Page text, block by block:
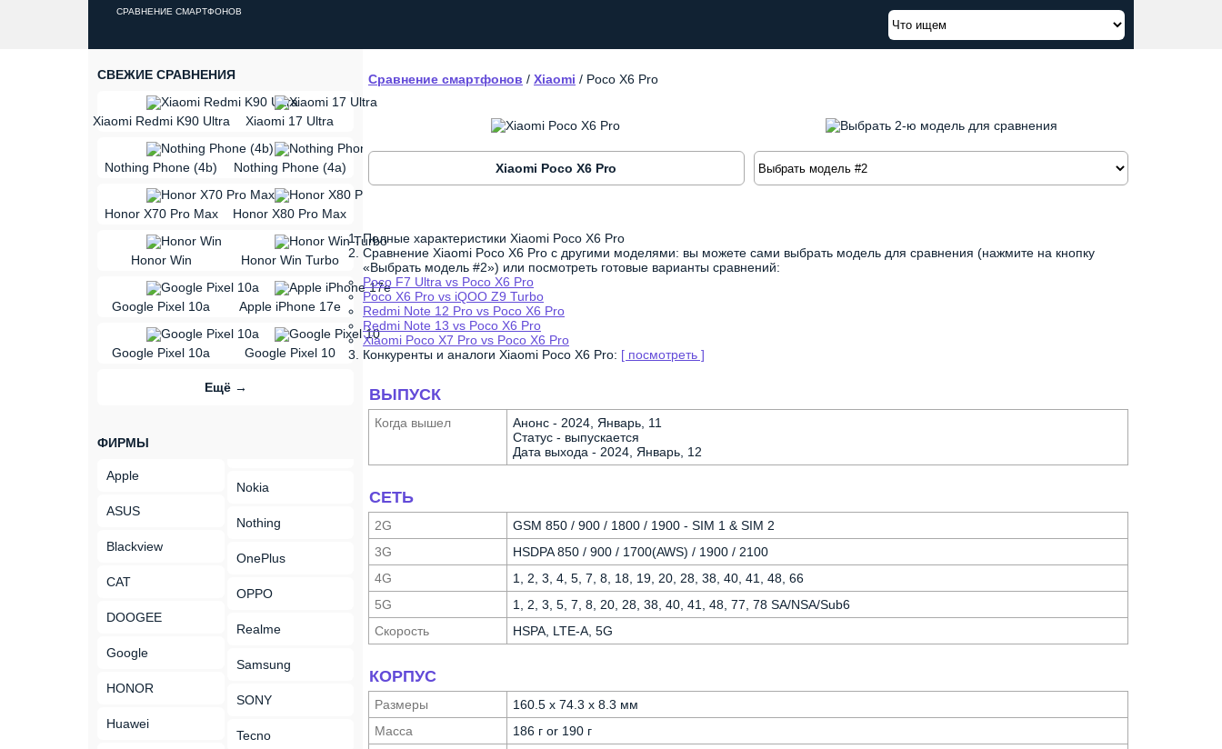
СРАВНЕНИЕ СМАРТФОНОВ
СВЕЖИЕ СРАВНЕНИЯ
Xiaomi Redmi K90 Ultra
vs
Xiaomi 17 Ultra
Nothing Phone (4b)
vs
Nothing Phone (4a)
Honor X70 Pro Max
vs
Honor X80 Pro Max
Honor Win
vs
Honor Win Turbo
Google Pixel 10a
vs
Apple iPhone 17e
Google Pixel 10a
vs
Google Pixel 10
Ещё →
ФИРМЫ
Apple
ASUS
Blackview
CAT
DOOGEE
Google
HONOR
Huawei
Nokia
Nothing
OnePlus
OPPO
Realme
Samsung
SONY
Tecno
Сравнение смартфонов / Xiaomi / Poco X6 Pro
Xiaomi Poco X6 Pro
Полные характеристики Xiaomi Poco X6 Pro
Сравнение Xiaomi Poco X6 Pro с другими моделями: вы можете сами выбрать модель для сравнения (нажмите на кнопку
«Выбрать модель #2») или посмотреть готовые варианты сравнений:
Poco F7 Ultra vs Poco X6 Pro
Poco X6 Pro vs iQOO Z9 Turbo
Redmi Note 12 Pro vs Poco X6 Pro
Redmi Note 13 vs Poco X6 Pro
Xiaomi Poco X7 Pro vs Poco X6 Pro
Конкуренты и аналоги Xiaomi Poco X6 Pro: [ посмотреть ]
ВЫПУСК
Когда вышел
Анонс - 2024, Январь, 11
Статус - выпускается
Дата выхода - 2024, Январь, 12
СЕТЬ
2G
GSM 850 / 900 / 1800 / 1900 - SIM 1 & SIM 2
3G
HSDPA 850 / 900 / 1700(AWS) / 1900 / 2100
4G
1, 2, 3, 4, 5, 7, 8, 18, 19, 20, 28, 38, 40, 41, 48, 66
5G
1, 2, 3, 5, 7, 8, 20, 28, 38, 40, 41, 48, 77, 78 SA/NSA/Sub6
Скорость
HSPA, LTE-A, 5G
КОРПУС
Размеры
160.5 x 74.3 x 8.3 мм
Масса
186 г or 190 г